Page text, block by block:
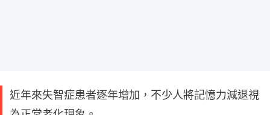
近年來失智症患者逐年增加，不少人將記憶力減退視